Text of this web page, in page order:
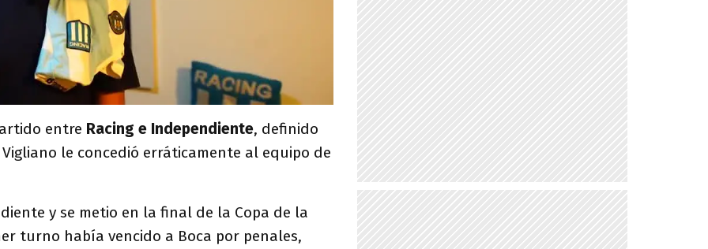
entre Racing e Independiente, definido
le concedió erráticamente al equipo de
y se metio en la final de la Copa de la
turno había vencido a Boca por penales,